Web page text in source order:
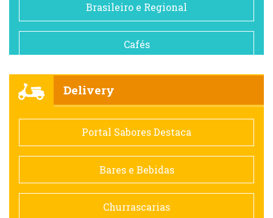
Brasileiro e Regional
Cafés
Comida saudável
Contemporânea
Doceria
Delivery
Portal Sabores Destaca
Bares e Bebidas
Churrascarias